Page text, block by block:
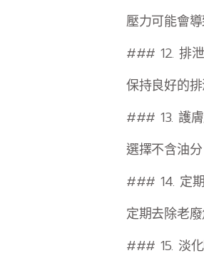
壓力可能會
### 12. 排
保持良好的
### 13. 護
選擇不含油
### 14. 定
定期去除老
### 15. 淡